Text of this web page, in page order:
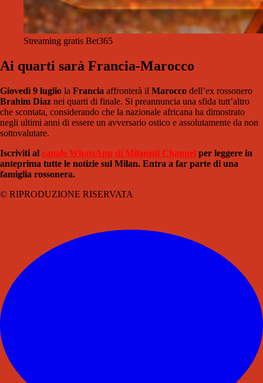
Streaming gratis Bet365
Ai quarti sarà Francia-Marocco
Giovedì 9 luglio la Francia affronterà il Marocco dell’ex rossonero
Brahim Diaz nei quarti di finale. Si preannuncia una sfida tutt’altro
che scontata, considerando che la nazionale africana ha dimostrato
negli ultimi anni di essere un avversario ostico e assolutamente da non
sottovalutare.
Iscriviti al canale WhatsApp di Milanisti Channel per leggere in
anteprima tutte le notizie sul Milan. Entra a far parte di una
famiglia rossonera.
© RIPRODUZIONE RISERVATA